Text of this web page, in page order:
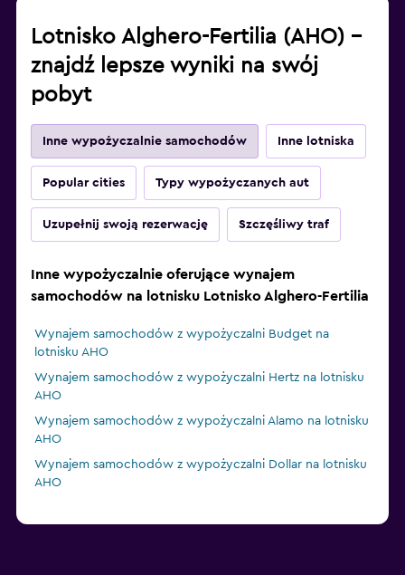
Lotnisko Alghero-Fertilia (AHO) –
znajdź lepsze wyniki na swój
pobyt
Inne wypożyczalnie samochodów Inne lotniska
Popular cities Typy wypożyczanych aut
Uzupełnij swoją rezerwację Szczęśliwy traf
Inne wypożyczalnie oferujące wynajem
samochodów na lotnisku Lotnisko Alghero-Fertilia
Wynajem samochodów z wypożyczalni Budget na
lotnisku AHO
Wynajem samochodów z wypożyczalni Hertz na lotnisku
AHO
Wynajem samochodów z wypożyczalni Alamo na lotnisku
AHO
Wynajem samochodów z wypożyczalni Dollar na lotnisku
AHO